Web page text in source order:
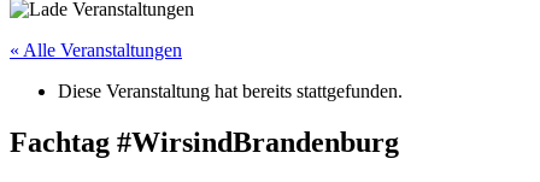
« Alle Veranstaltungen
Diese Veranstaltung hat bereits stattgefunden.
Fachtag #WirsindBrandenburg